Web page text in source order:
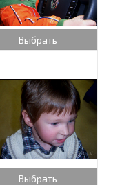
Выбрать
Выбрать